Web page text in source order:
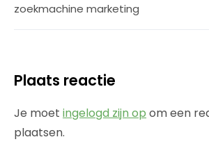
zoekmachine marketing
Plaats reactie
Je moet ingelogd zijn op om een
plaatsen.